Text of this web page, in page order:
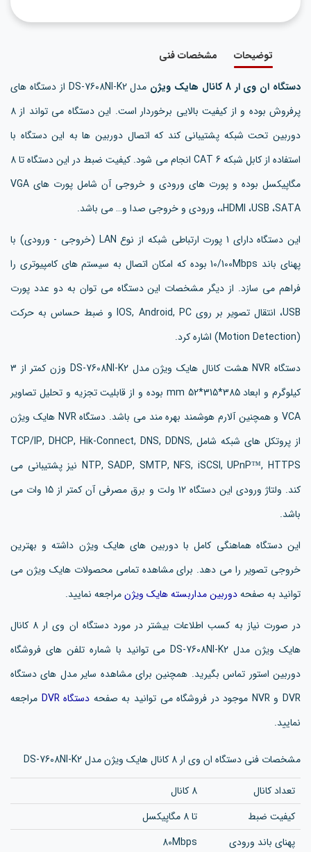
توضیحات مشخصات فنی
دستگاه ان وی ار 8 کانال هایک ویژن
مدل DS-7608NI-K2 از دستگاه های
پرفروش بوده و از کیفیت بالایی برخوردار است. این دستگاه می تواند از 8
دوربین تحت شبکه پشتیبانی کند که اتصال دوربین ها به این دستگاه با
استفاده از کابل شبکه CAT 6 انجام می شود. کیفیت ضبط در این دستگاه تا 8
مگاپیکسل بوده و پورت های ورودی و خروجی آن شامل پورت های VGA
،HDMI ،USB ،SATA، ورودی و خروجی صدا و… می باشد.
این دستگاه دارای 1 پورت ارتباطی شبکه از نوع LAN (خروجی - ورودی) با
پهنای باند 10/100Mbps بوده که امکان اتصال به سیستم های کامپیوتری را
فراهم می سازد. از دیگر مشخصات این دستگاه می توان به دو عدد پورت
USB، انتقال تصویر بر روی IOS, Android, PC و ضبط حساس به حرکت
(Motion Detection) اشاره کرد.
دستگاه NVR هشت کانال هایک ویژن مدل DS-7608NI-K2 وزن کمتر از 3
کیلوگرم و ابعاد 385*315*52 mm بوده و از قابلیت تجزیه و تحلیل تصاویر
VCA و همچنین آلارم هوشمند بهره مند می باشد. دستگاه NVR هایک ویژن
از پروتکل های شبکه شامل TCP/IP, DHCP, Hik-Connect, DNS, DDNS,
NTP, SADP, SMTP, NFS, iSCSI, UPnP™, HTTPS نیز پشتیبانی می
کند. ولتاژ ورودی این دستگاه 12 ولت و برق مصرفی آن کمتر از 15 وات می
باشد.
این دستگاه هماهنگی کامل با دوربین های هایک ویژن داشته و بهترین
خروجی تصویر را می دهد. برای مشاهده تمامی محصولات هایک ویژن می
توانید به صفحهدوربین مداربسته هایک ویژنمراجعه نمایید.
در صورت نیاز به کسب اطلاعات بیشتر در مورد دستگاه ان وی ار 8 کانال
هایک ویژن مدل DS-7608NI-K2 می توانید با شماره تلفن های فروشگاه
دوربین استور تماس بگیرید. همچنین برای مشاهده سایر مدل های دستگاه
DVR و NVR موجود در فروشگاه می توانید به صفحه
دستگاه DVR
مراجعه
نمایید.
مشخصات فنی دستگاه ان وی ار 8 کانال هایک ویژن مدل DS-7608NI-K2
تعداد کانال
8 کانال
کیفیت ضبط
تا 8 مگاپیکسل
پهنای باند ورودی
80Mbps